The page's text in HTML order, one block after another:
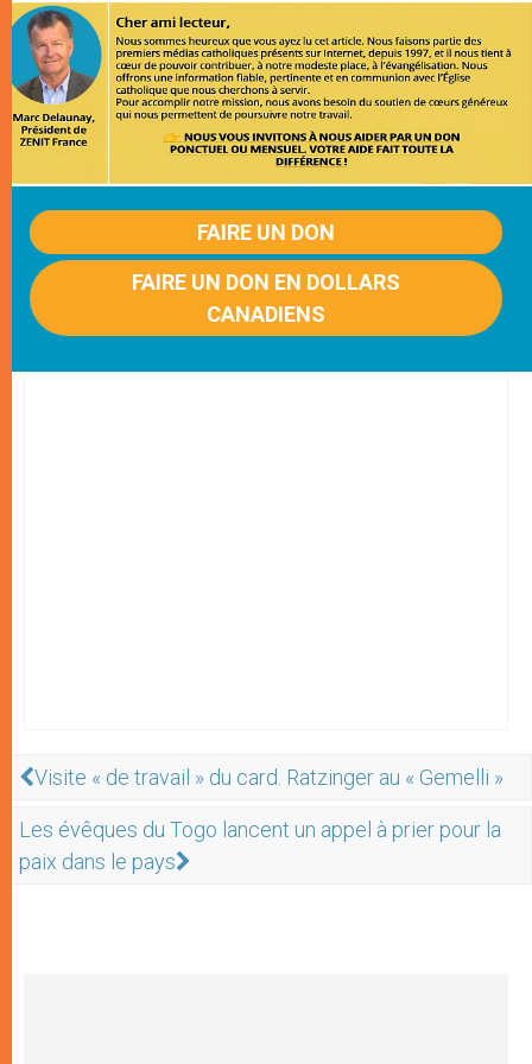
FAIRE UN DON
FAIRE UN DON EN DOLLARS
CANADIENS
Visite « de travail » du card. Ratzinger au « Gemelli »
Les évêques du Togo lancent un appel à prier pour la
paix dans le pays